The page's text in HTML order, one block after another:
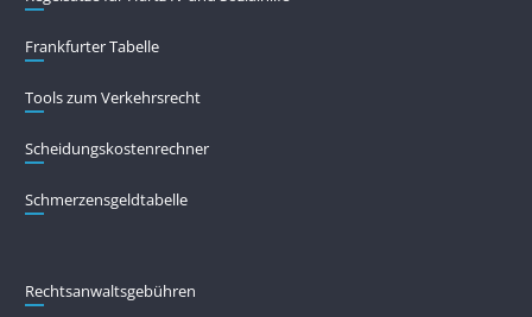
Frankfurter Tabelle
Tools zum Verkehrsrecht
Scheidungskostenrechner
Schmerzensgeldtabelle
Rechtsanwaltsgebühren